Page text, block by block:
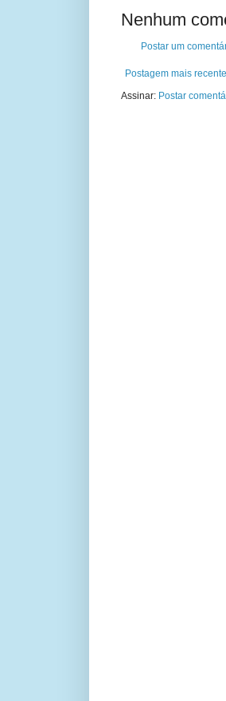
Nenhum
Postar um
Postagem mais recente
Assinar: Postar